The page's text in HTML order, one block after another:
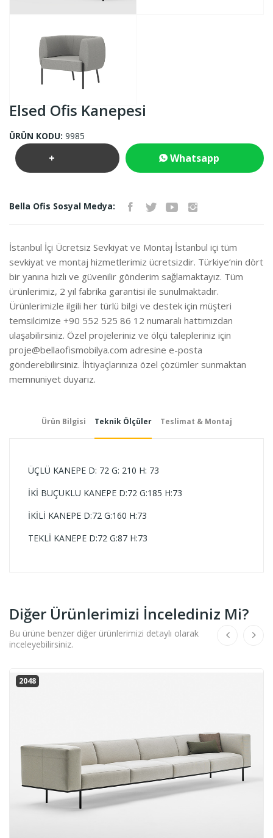
Elsed Ofis Kanepesi
ÜRÜN KODU: 9985
+ Whatsapp
Bella Ofis Sosyal Medya:
İstanbul İçi Ücretsiz Sevkiyat ve Montaj İstanbul içi tüm
sevkiyat ve montaj hizmetlerimiz ücretsizdir. Türkiye’nin dört
bir yanına hızlı ve güvenilir gönderim sağlamaktayız. Tüm
ürünlerimiz, 2 yıl fabrika garantisi ile sunulmaktadır.
Ürünlerimizle ilgili her türlü bilgi ve destek için müşteri
temsilcimize +90 552 525 86 12 numaralı hattımızdan
ulaşabilirsiniz. Özel projeleriniz ve ölçü talepleriniz için
proje@bellaofismobilya.com adresine e-posta
gönderebilirsiniz. İhtiyaçlarınıza özel çözümler sunmaktan
memnuniyet duyarız.
Ürün Bilgisi Teknik Ölçüler Teslimat & Montaj
ÜÇLÜ KANEPE D: 72 G: 210 H: 73
İKİ BUÇUKLU KANEPE D:72 G:185 H:73
İKİLİ KANEPE D:72 G:160 H:73
TEKLİ KANEPE D:72 G:87 H:73
Diğer Ürünlerimizi İncelediniz Mi?
Bu ürüne benzer diğer ürünlerimizi detaylı olarak
inceleyebilirsiniz.
2048